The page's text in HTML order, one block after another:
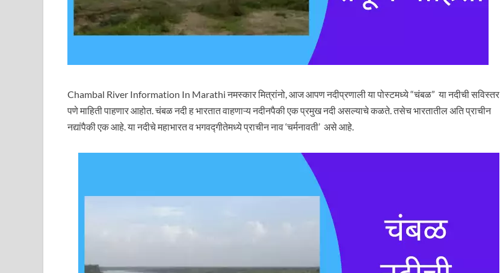
Chambal River Information In Marathi नमस्कार मित्रांनो, आज आपण नदीप्रणाली या पोस्टमध्ये “चंबळ” या नदीची सविस्तर
पणे माहिती पाहणार आहोत. चंबळ नदी ह भारतात वाहणाऱ्य नदीनपैकी एक प्रमुख नदी असल्याचे कळते. तसेच भारतातील अति प्राचीन
नद्यांपैकी एक आहे. या नदीचे महाभारत व भगवद्गीतेमध्ये प्राचीन नाव ‘चर्मनावती’ असे आहे.